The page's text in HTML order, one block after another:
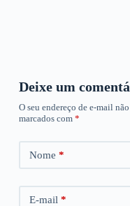
Deixe um
O seu endereço de e-mail
marcados com *
Nome *
E-mail *